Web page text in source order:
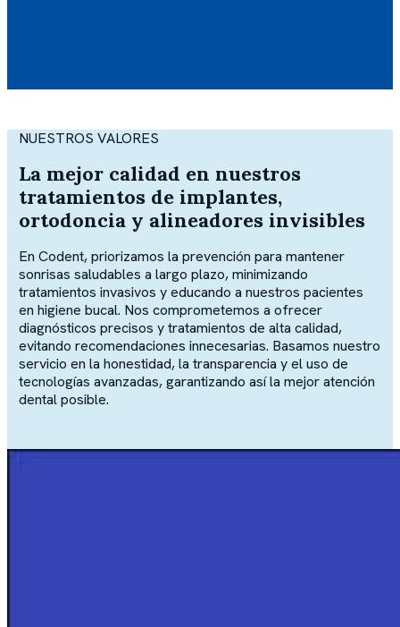
NUESTROS VALORES
La mejor calidad en nuestros
tratamientos de implantes,
ortodoncia y alineadores invisibles
En Codent, priorizamos la prevención para mantener
sonrisas saludables a largo plazo, minimizando
tratamientos invasivos y educando a nuestros pacientes
en higiene bucal. Nos comprometemos a ofrecer
diagnósticos precisos y tratamientos de alta calidad,
evitando recomendaciones innecesarias. Basamos nuestro
servicio en la honestidad, la transparencia y el uso de
tecnologías avanzadas, garantizando así la mejor atención
dental posible.